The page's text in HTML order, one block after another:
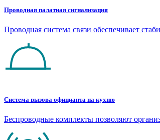
Проводная палатная сигнализация
Проводная система связи обеспечивает
Система вызова официанта на кухню
Беспроводные комплекты позволяют